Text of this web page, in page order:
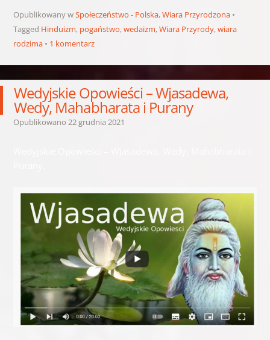
Opublikowany wSpołeczeństwo - Polska,Wiara Przyrodzona
Tagged Hinduizm, pogaństwo,wedaizm,Wiara Przyrody,wiara
rodzima
1 komentarz
Wedyjskie Opowieści – Wjasadewa,
Wedy, Mahabharata i Purany
Opublikowano 22 grudnia 2021